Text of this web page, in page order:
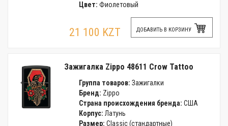
Цвет: Фиолетовый
21 100 KZT ДОБАВИТЬ В КОРЗИНУ
Зажигалка Zippo 48611 Crow Tattoo
Группа товаров: Зажигалки
Бренд: Zippo
Страна происхождения бренда: США
Корпус: Латунь
Размер: Classic (стандартные)